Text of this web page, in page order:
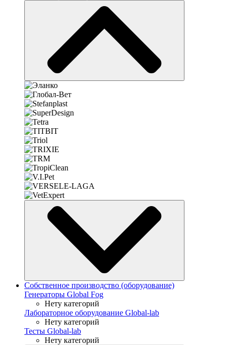
Собственное производство (оборудование)
Генераторы Global Fog
Нету категорий
Лабораторное оборудование Global-lab
Нету категорий
Тесты Global-lab
Нету категорий